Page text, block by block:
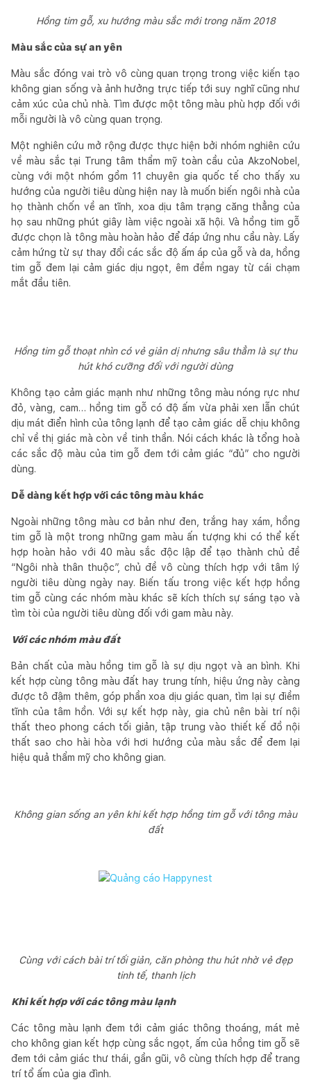
Hồng tim gỗ, xu hướng màu sắc mới trong năm 2018
Màu sắc của sự an yên
Màu sắc đóng vai trò vô cùng quan trọng trong việc kiến tạo
không gian sống và ảnh hưởng trực tiếp tới suy nghĩ cũng như
cảm xúc của chủ nhà. Tìm được một tông màu phù hợp đối với
mỗi người là vô cùng quan trọng.
Một nghiên cứu mở rộng được thực hiện bởi nhóm nghiên cứu
về màu sắc tại Trung tâm thẩm mỹ toàn cầu của AkzoNobel,
cùng với một nhóm gồm 11 chuyên gia quốc tế cho thấy xu
hướng của người tiêu dùng hiện nay là muốn biến ngôi nhà của
họ thành chốn về an tĩnh, xoa dịu tâm trạng căng thẳng của
họ sau những phút giây làm việc ngoài xã hội. Và hồng tim gỗ
được chọn là tông màu hoàn hảo để đáp ứng nhu cầu này. Lấy
cảm hứng từ sự thay đổi các sắc độ ấm áp của gỗ và da, hồng
tim gỗ đem lại cảm giác dịu ngọt, êm đềm ngay từ cái chạm
mắt đầu tiên.
Hồng tim gỗ thoạt nhìn có vẻ giản dị nhưng sâu thẳm là sự thu
hút khó cưỡng đối với người dùng
Không tạo cảm giác mạnh như những tông màu nóng rực như
đỏ, vàng, cam… hồng tim gỗ có độ ấm vừa phải xen lẫn chút
dịu mát điển hình của tông lạnh để tạo cảm giác dễ chịu không
chỉ về thị giác mà còn về tinh thần. Nói cách khác là tổng hoà
các sắc độ màu của tim gỗ đem tới cảm giác “đủ” cho người
dùng.
Dễ dàng kết hợp với các tông màu khác
Ngoài những tông màu cơ bản như đen, trắng hay xám, hồng
tim gỗ là một trong những gam màu ấn tượng khi có thể kết
hợp hoàn hảo với 40 màu sắc độc lập để tạo thành chủ đề
“Ngôi nhà thân thuộc”, chủ đề vô cùng thích hợp với tâm lý
người tiêu dùng ngày nay. Biến tấu trong việc kết hợp hồng
tim gỗ cùng các nhóm màu khác sẽ kích thích sự sáng tạo và
tìm tòi của người tiêu dùng đối với gam màu này.
Với các nhóm màu đất
Bản chất của màu hồng tim gỗ là sự dịu ngọt và an bình. Khi
kết hợp cùng tông màu đất hay trung tính, hiệu ứng này càng
được tô đậm thêm, góp phần xoa dịu giác quan, tìm lại sự điềm
tĩnh của tâm hồn. Với sự kết hợp này, gia chủ nên bài trí nội
thất theo phong cách tối giản, tập trung vào thiết kế đồ nội
thất sao cho hài hòa với hơi hướng của màu sắc để đem lại
hiệu quả thẩm mỹ cho không gian.
Không gian sống an yên khi kết hợp hồng tim gỗ với tông màu
đất
Cùng với cách bài trí tối giản, căn phòng thu hút nhờ vẻ đẹp
tinh tế, thanh lịch
Khi kết hợp với các tông màu lạnh
Các tông màu lạnh đem tới cảm giác thông thoáng, mát mẻ
cho không gian kết hợp cùng sắc ngọt, ấm của hồng tim gỗ sẽ
đem tới cảm giác thư thái, gần gũi, vô cùng thích hợp để trang
trí tổ ấm của gia đình.